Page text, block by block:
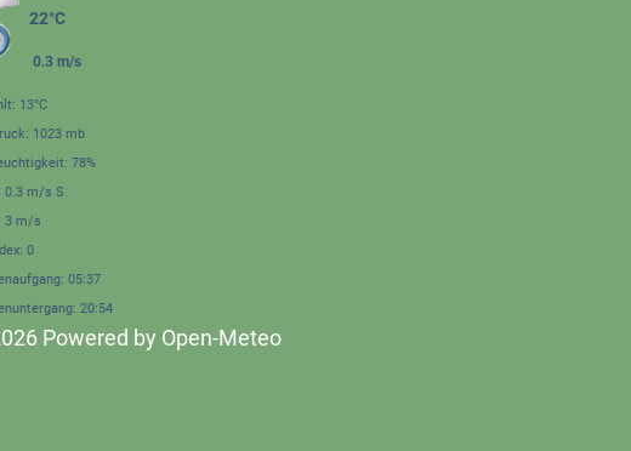
22°C
0.3 m/s
13°C
1023 mb
78%
0.3 m/s S
3 m/s
0
05:37
20:54
Powered by Open-Meteo